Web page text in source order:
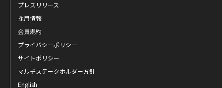
プレスリリース
採用情報
会員規約
プライバシーポリシー
サイトポリシー
マルチステークホルダー方針
English